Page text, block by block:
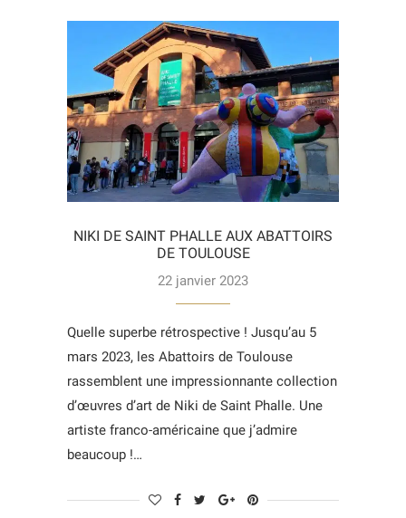
NIKI DE SAINT PHALLE AUX ABATTOIRS
DE TOULOUSE
22 janvier 2023
Quelle superbe rétrospective ! Jusqu’au 5
mars 2023, les Abattoirs de Toulouse
rassemblent une impressionnante collection
d’œuvres d’art de Niki de Saint Phalle. Une
artiste franco-américaine que j’admire
beaucoup !…